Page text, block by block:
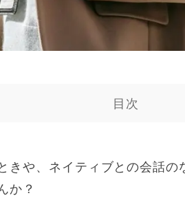
目次
きや、ネイティブとの会話
か？